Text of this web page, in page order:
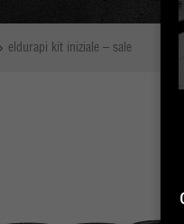
eldurapi kit iniziale – sale